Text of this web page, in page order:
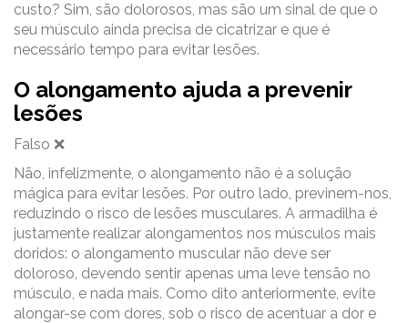
custo? Sim, são dolorosos, mas são um sinal de que o
seu músculo ainda precisa de cicatrizar e que é
necessário tempo para evitar lesões.
O alongamento ajuda a prevenir
lesões
Falso ❌
Não, infelizmente, o alongamento não é a solução
mágica para evitar lesões. Por outro lado, previnem-nos,
reduzindo o risco de lesões musculares. A armadilha é
justamente realizar alongamentos nos músculos mais
doridos: o alongamento muscular não deve ser
doloroso, devendo sentir apenas uma leve tensão no
músculo, e nada mais. Como dito anteriormente, evite
alongar-se com dores, sob o risco de acentuar a dor e